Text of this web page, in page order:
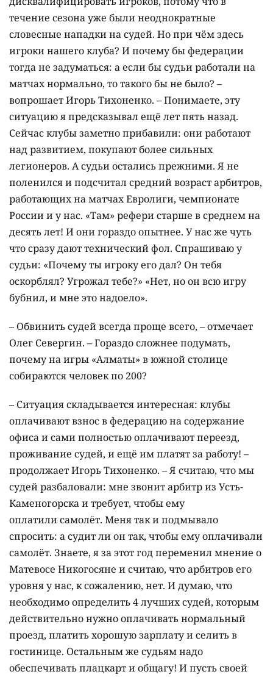
течение сезона уже были неоднократные
словесные нападки на судей. Но при чём здесь
игроки нашего клуба? И почему бы федерации
тогда не задуматься: а если бы судьи работали на
матчах нормально, то такого бы не было? –
вопрошает Игорь Тихоненко. – Понимаете, эту
ситуацию я предсказывал ещё лет пять назад.
Сейчас клубы заметно прибавили: они работают
над развитием, покупают более сильных
легионеров. А судьи остались прежними. Я не
поленился и подсчитал средний возраст арбитров,
работающих на матчах Евролиги, чемпионате
России и у нас. «Там» рефери старше в среднем на
десять лет! И они гораздо опытнее. У нас же чуть
что сразу дают технический фол. Спрашиваю у
судьи: «Почему ты игроку его дал? Он тебя
оскорблял? Угрожал тебе?» «Нет, но он всю игру
бубнил, и мне это надоело».
– Обвинить судей всегда проще всего, – отмечает
Олег Севергин. – Гораздо сложнее подумать,
почему на игры «Алматы» в южной столице
собираются человек по 200?
– Ситуация складывается интересная: клубы
оплачивают взнос в федерацию на содержание
офиса и сами полностью оплачивают переезд,
проживание судей, и ещё им платят за работу! –
продолжает Игорь Тихоненко. – Я считаю, что мы
судей разбаловали: мне звонит арбитр из Усть-
Каменогорска и требует, чтобы ему
оплатили самолёт. Меня так и подмывало
спросить: а судит ли он так, чтобы ему оплачивали
самолёт. Знаете, я за этот год переменил мнение о
Матевосе Никогосяне и считаю, что арбитров его
уровня у нас, к сожалению, нет. И думаю, что
необходимо определить 4 лучших судей, которым
действительно нужно оплачивать нормальный
проезд, платить хорошую зарплату и селить в
гостинице. Остальным же судьям надо
обеспечивать плацкарт и общагу! И пусть своей